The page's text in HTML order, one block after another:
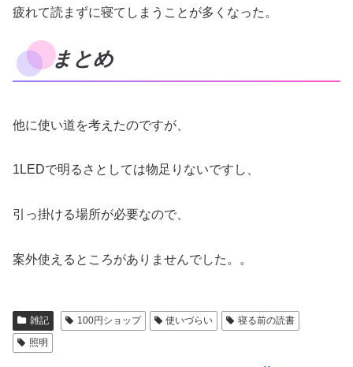
疲れて読まずに寝てしまうことが多くなった。
まとめ
他に使い道を考えたのですが、
1LEDで明るさとしては物足りないですし、
引っ掛ける場所が必要なので、
案外使えるところがありませんでした。。
雑記 100円ショップ 使いづらい
寝る前の読書
照明